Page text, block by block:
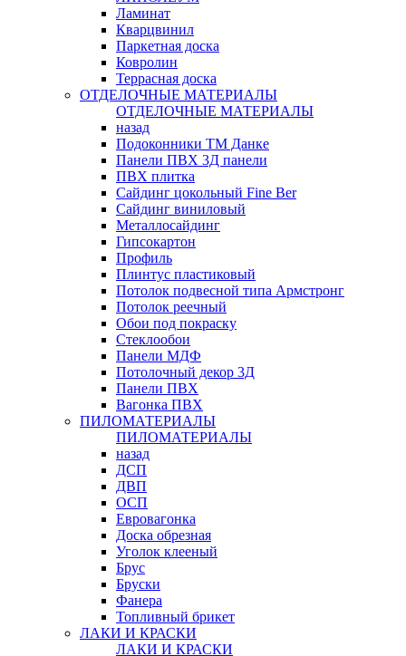
Ламинат
Кварцвинил
Паркетная доска
Ковролин
Террасная доска
ОТДЕЛОЧНЫЕ МАТЕРИАЛЫ
ОТДЕЛОЧНЫЕ МАТЕРИАЛЫ
назад
Подоконники ТМ Данке
Панели ПВХ 3Д панели
ПВХ плитка
Сайдинг цокольный Fine Ber
Сайдинг виниловый
Металлосайдинг
Гипсокартон
Профиль
Плинтус пластиковый
Потолок подвесной типа Армстронг
Потолок реечный
Обои под покраску
Стеклообои
Панели МДФ
Потолочный декор 3Д
Панели ПВХ
Вагонка ПВХ
ПИЛОМАТЕРИАЛЫ
ПИЛОМАТЕРИАЛЫ
назад
ДСП
ДВП
ОСП
Евровагонка
Доска обрезная
Уголок клееный
Брус
Бруски
Фанера
Топливный брикет
ЛАКИ И КРАСКИ
ЛАКИ И КРАСКИ